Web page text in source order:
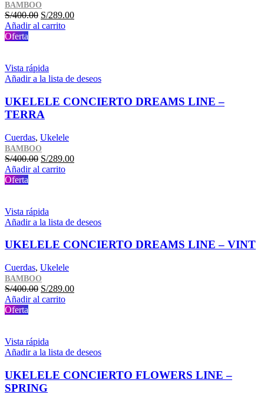
BAMBOO
S/400.00 El
precio
S/289.00El
Añadir al carrito
Oferta
Vista rápida
Añadir a la lista de deseos
UKELELE CONCIERTO DREAMS LINE –
TERRA
Cuerdas, Ukelele
BAMBOO
S/400.00 El
precio
S/289.00El
Añadir al carrito
Oferta
Vista rápida
Añadir a la lista de deseos
UKELELE CONCIERTO DREAMS LINE – VINT
Cuerdas, Ukelele
BAMBOO
S/400.00 El
precio
S/289.00El
Añadir al carrito
Oferta
Vista rápida
Añadir a la lista de deseos
UKELELE CONCIERTO FLOWERS LINE –
SPRING